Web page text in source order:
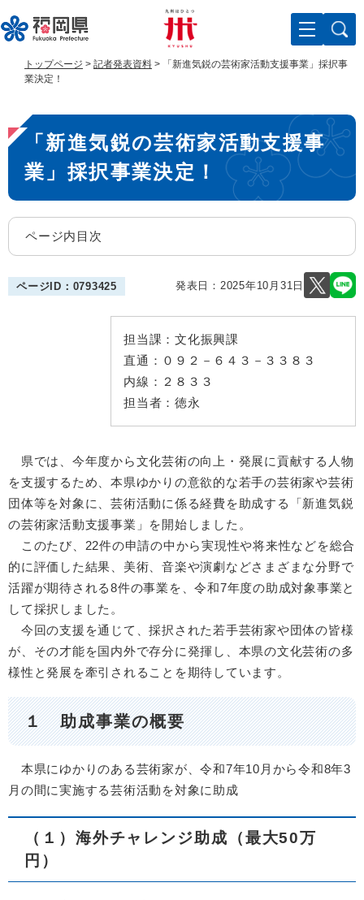
ー
ジ
す
。
ニ
ュ
し
て
へ
トップページ > 記者発表資料 >
「新進気鋭の芸術家活動支援事業」採択事
業決定！
本
文
「新進気鋭の芸術家活動支援事
業」採択事業決定！
ページ内目次
ページID：0793425 発表日： 2025年10月31日
担当課： 文化振興課
直通： ０９２－６４３－３３８３
内線： ２８３３
担当者： 徳永
県では、今年度から文化芸術の向上・発展に貢献する人物
を支援するため、本県ゆかりの意欲的な若手の芸術家や芸術
団体等を対象に、芸術活動に係る経費を助成する「新進気鋭
の芸術家活動支援事業」を開始しました。
このたび、22件の申請の中から実現性や将来性などを総合
的に評価した結果、美術、音楽や演劇などさまざまな分野で
活躍が期待される8件の事業を、令和7年度の助成対象事業と
して採択しました。
今回の支援を通じて、採択された若手芸術家や団体の皆様
が、その才能を国内外で存分に発揮し、本県の文化芸術の多
様性と発展を牽引されることを期待しています。
１ 助成事業の概要
本県にゆかりのある芸術家が、令和7年10月から令和8年3
月の間に実施する芸術活動を対象に助成
（１）海外チャレンジ助成（最大50万
円）